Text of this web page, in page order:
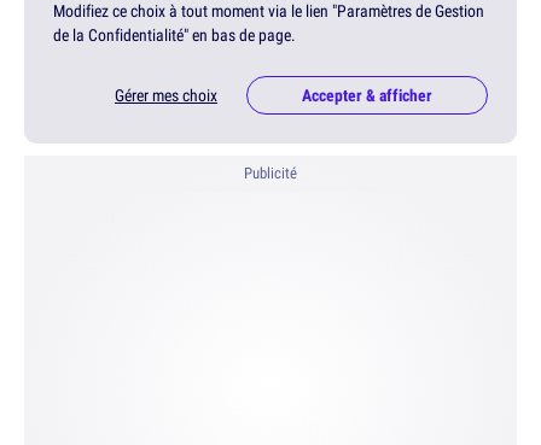
Modifiez ce choix à tout moment via le lien "Paramètres de Gestion
de la Confidentialité" en bas de page.
Gérer mes choix Accepter & afficher
Publicité